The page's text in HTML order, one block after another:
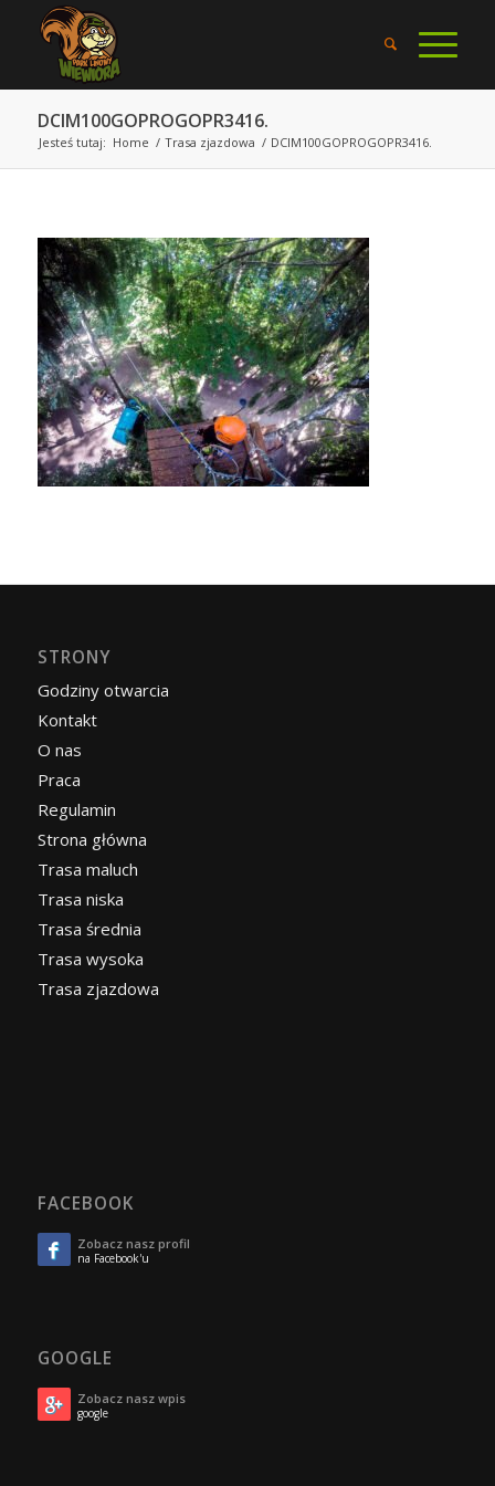
DCIM100GOPROGOPR3416.
Jesteś tutaj: Home / Trasa zjazdowa / DCIM100GOPROGOPR3416.
STRONY
Godziny otwarcia
Kontakt
O nas
Praca
Regulamin
Strona główna
Trasa maluch
Trasa niska
Trasa średnia
Trasa wysoka
Trasa zjazdowa
FACEBOOK
Zobacz nasz profil
na Facebook'u
GOOGLE
Zobacz nasz wpis
google